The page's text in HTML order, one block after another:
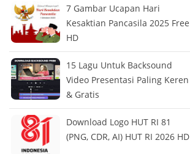
7 Gambar Ucapan Hari
Kesaktian Pancasila 2025 Free
HD
15 Lagu Untuk Backsound
Video Presentasi Paling Keren
& Gratis
Download Logo HUT RI 81
(PNG, CDR, AI) HUT RI 2026 HD